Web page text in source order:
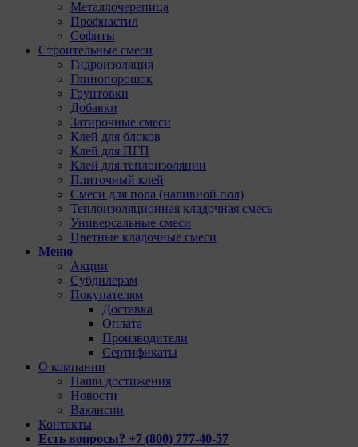
Металлочерепица
Профнастил
Софиты
Строительные смеси
Гидроизоляция
Глинопорошок
Грунтовки
Добавки
Затирочные смеси
Клей для блоков
Клей для ПГП
Клей для теплоизоляции
Плиточный клей
Смеси для пола (наливной пол)
Теплоизоляционная кладочная смесь
Универсальные смеси
Цветные кладочные смеси
Меню
Акции
Субдилерам
Покупателям
Доставка
Оплата
Производители
Сертификаты
О компании
Наши достижения
Новости
Вакансии
Контакты
Есть вопросы? +7 (800) 777-40-57